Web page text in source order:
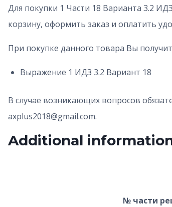
Для покупки 1 Части 18 Варианта 3.2
корзину, оформить заказ и оплатить
При покупке данного товара Вы
Выражение 1 ИДЗ 3.2 Вариант 18
В случае возникающих вопросов
axplus2018@gmail.com.
Additional
№ части